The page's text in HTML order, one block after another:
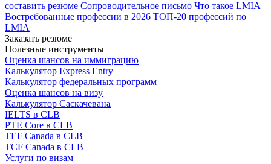
составить резюме Сопроводительное письмо Что такое LMIA
Востребованные профессии в 2026 ТОП-20 профессий по
LMIA
Заказать резюме
Полезные инструменты
Оценка шансов на иммиграцию
Калькулятор Express Entry
Калькулятор федеральных программ
Оценка шансов на визу
Калькулятор Саскачевана
IELTS в CLB
PTE Core в CLB
TEF Canada в CLB
TCF Canada в CLB
Услуги по визам